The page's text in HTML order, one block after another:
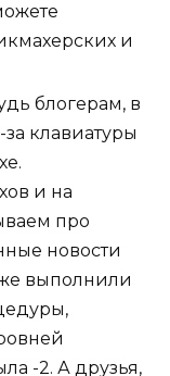
и
блогерам, в
клавиатуры
и на
про
новости
выполнили
-2. А друзья,